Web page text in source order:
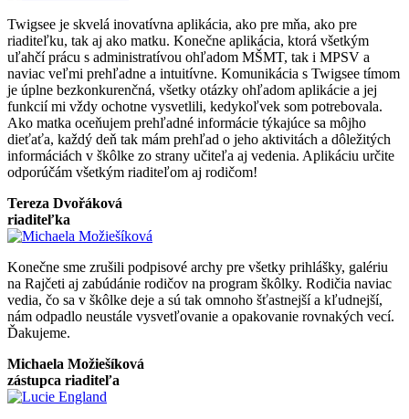
Twigsee je skvelá inovatívna aplikácia, ako pre mňa, ako pre
riaditeľku, tak aj ako matku. Konečne aplikácia, ktorá všetkým
uľahčí prácu s administratívou ohľadom MŠMT, tak i MPSV a
naviac veľmi prehľadne a intuitívne. Komunikácia s Twigsee tímom
je úplne bezkonkurenčná, všetky otázky ohľadom aplikácie a jej
funkcií mi vždy ochotne vysvetlili, kedykoľvek som potrebovala.
Ako matka oceňujem prehľadné informácie týkajúce sa môjho
dieťaťa, každý deň tak mám prehľad o jeho aktivitách a dôležitých
informáciách v škôlke zo strany učiteľa aj vedenia. Aplikáciu určite
odporúčám všetkým riaditeľom aj rodičom!
Tereza Dvořáková
riaditeľka
Konečne sme zrušili podpisové archy pre všetky prihlášky, galériu
na Rajčeti aj zabúdánie rodičov na program škôlky. Rodičia naviac
vedia, čo sa v škôlke deje a sú tak omnoho šťastnejší a kľudnejší,
nám odpadlo neustále vysvetľovanie a opakovanie rovnakých vecí.
Ďakujeme.
Michaela Možiešíková
zástupca riaditeľa